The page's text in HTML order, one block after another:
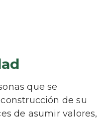
que se
de su
de asumir valores,